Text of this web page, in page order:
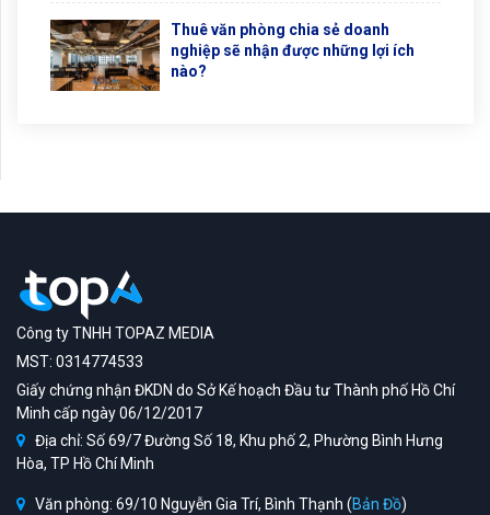
Thuê văn phòng chia sẻ doanh
nghiệp sẽ nhận được những lợi ích
nào?
Công ty TNHH TOPAZ MEDIA
MST: 0314774533
Giấy chứng nhận ĐKDN do Sở Kế hoạch Đầu tư Thành phố Hồ Chí
Minh cấp ngày 06/12/2017
Địa chỉ: Số 69/7 Đường Số 18, Khu phố 2, Phường Bình Hưng
Hòa, TP Hồ Chí Minh
Văn phòng: 69/10 Nguyễn Gia Trí, Bình Thạnh (Bản Đồ)